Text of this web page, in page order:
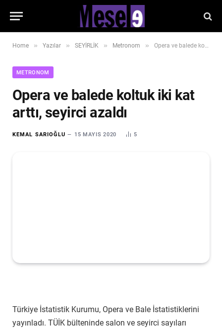
Home » Yazılar » SEYİRLİK » Metronom » Opera ve balede koltuk iki kat arttı, seyirci azaldı
METRONOM
Opera ve balede koltuk iki kat
arttı, seyirci azaldı
KEMAL SARIOĞLU 15 MAYIS 2020 5
Türkiye İstatistik Kurumu, Opera ve Bale İstatistiklerini
yayınladı. TÜİK bülteninde salon ve seyirci sayıları